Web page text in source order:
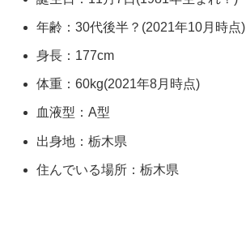
年齢：30代後半？(2021年10月時点)
身長：177cm
体重：60kg(2021年8月時点)
血液型：A型
出身地：栃木県
住んでいる場所：栃木県